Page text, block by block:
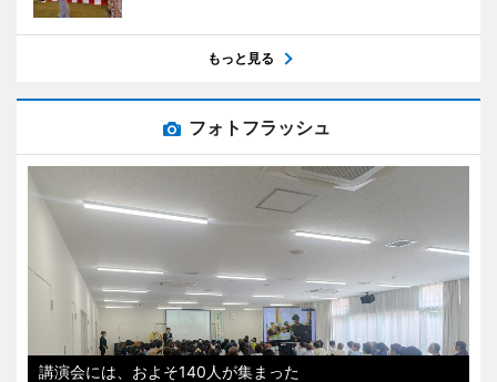
もっと見る
フォトフラッシュ
講演会には、およそ140人が集まった